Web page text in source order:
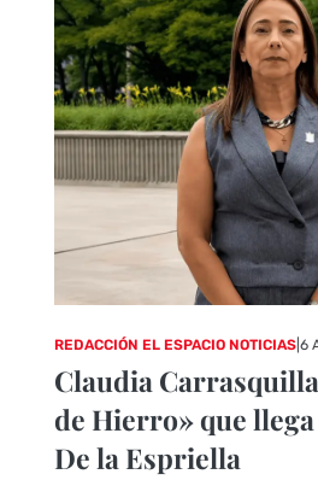
REDACCIÓN EL ESPACIO NOTICIAS| 6
Claudia
de Hierro» que
De la Espriella